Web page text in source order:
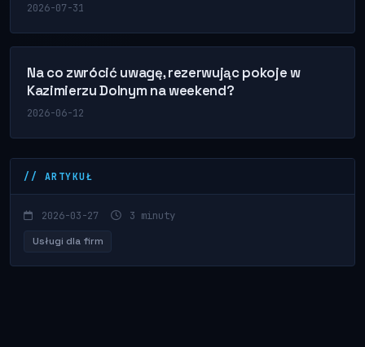
2026-07-31
Na co zwrócić uwagę, rezerwując pokoje w
Kazimierzu Dolnym na weekend?
2026-06-12
// ARTYKUŁ
2026-03-27 3 minuty
Usługi dla firm